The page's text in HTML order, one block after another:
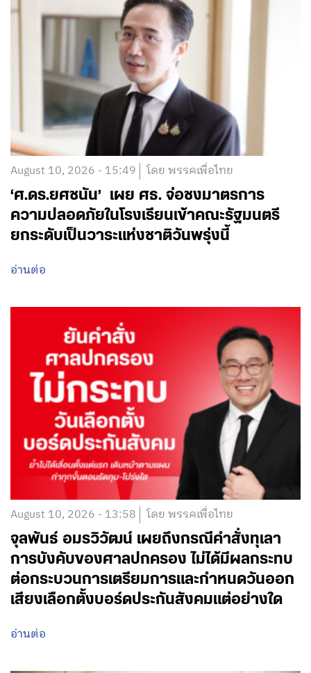
August 10, 2026 - 15:49 โดย พรรคเพื่อไทย
‘ศ.ดร.ยศชนัน’ เผย ศธ. จ่อชงมาตรการ
ความปลอดภัยในโรงเรียนเข้าคณะรัฐมนตรี
ยกระดับเป็นวาระแห่งชาติวันพรุ่งนี้
อ่านต่อ
August 10, 2026 - 13:58 โดย พรรคเพื่อไทย
จุลพันธ์ อมรวิวัฒน์ เผยถึงกรณีคำสั่งทุเลา
การบังคับของศาลปกครอง ไม่ได้มีผลกระทบ
ต่อกระบวนการเตรียมการและกำหนดวันออก
เสียงเลือกตั้งบอร์ดประกันสังคมแต่อย่างใด
อ่านต่อ